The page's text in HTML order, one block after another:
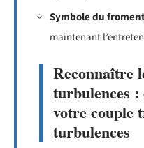
Symbole du
maintenant
Reconnaître
turbulences :
votre couple
turbulences